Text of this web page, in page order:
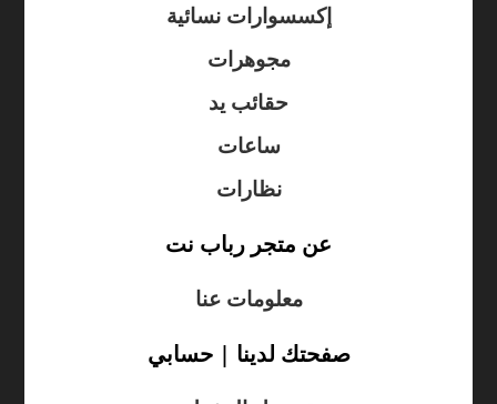
إكسسوارات نسائية
مجوهرات
حقائب يد
ساعات
نظارات
عن متجر رباب نت
معلومات عنا
صفحتك لدينا | حسابي